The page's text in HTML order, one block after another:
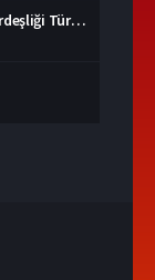
Yüzüklerin Efendisi: Yüzük Kardeşliği Türkçe Dublaj İzle